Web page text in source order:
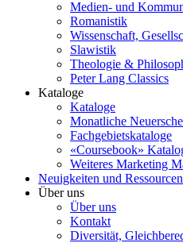
Medien- und
Romanistik
Wissenschaft,
Slawistik
Theologie &
Peter Lang Classics
Kataloge
Kataloge
Monatliche
Fachgebietskataloge
«Coursebook»
Weiteres Marketing
Neuigkeiten und Ressourcen
Über uns
Über uns
Kontakt
Diversität,